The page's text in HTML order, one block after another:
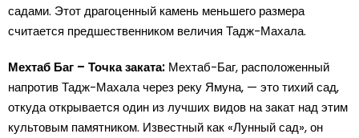
садами. Этот драгоценный камень меньшего размера
считается предшественником величия Тадж-Махала.
Мехтаб Баг – Точка заката: Мехтаб-Баг, расположенный
напротив Тадж-Махала через реку Ямуна, — это тихий сад,
откуда открывается один из лучших видов на закат над этим
культовым памятником. Известный как «Лунный сад», он